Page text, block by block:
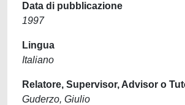
Data di pubblicazione
1997
Lingua
Italiano
Relatore, Supervisor, Advisor o
Guderzo, Giulio